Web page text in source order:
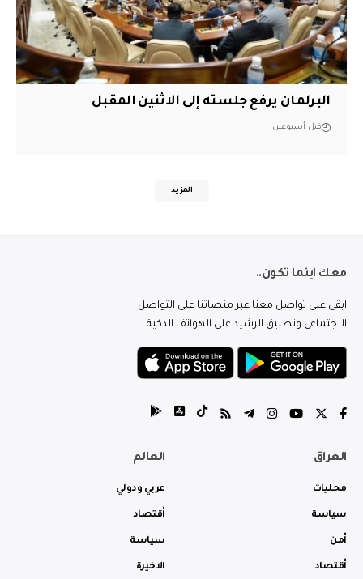
البرلمان يرفع جلسته إلى الاثنين المقبل
قبل أسبوعين
المزيد
معك اينما تكون..
ابقى على تواصل معنا عبر منصاتنا على التواصل
الاجتماعي وتطبيق الرشيد على الهواتف الذكية.
العراق
محليات
سياسة
أمن
أقتصاد
العالم
عربي ودولي
أقتصاد
سياسة
الاخيرة